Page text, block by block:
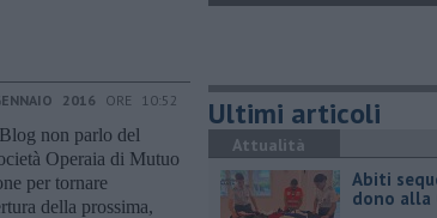
2016 ORE 10:52
non parlo del
Operaia di Mutuo
per tornare
della prossima,
Ultimi articoli
Attualità
Abiti
dono alla